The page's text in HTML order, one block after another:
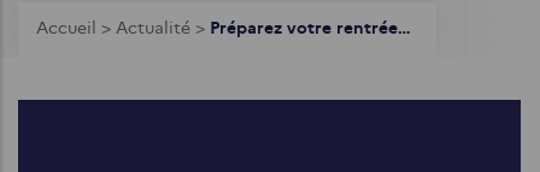
Fil
Accueil > Actualité > Préparez votre rentrée 2026-2027 !